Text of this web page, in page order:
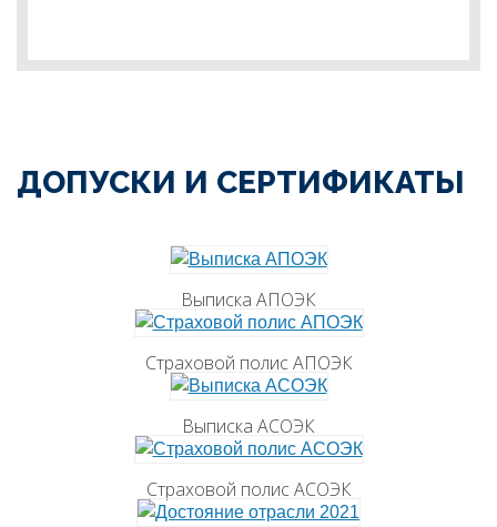
ДОПУСКИ И СЕРТИФИКАТЫ
Выписка АПОЭК
Страховой полис АПОЭК
Выписка АСОЭК
Страховой полис АСОЭК